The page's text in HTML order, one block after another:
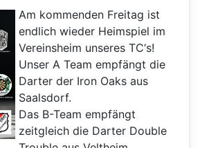
Am kommenden Freitag ist
endlich wieder Heimspiel im
Vereinsheim unseres TC‘s!
Unser A Team empfängt die
Darter der Iron Oaks aus
Saalsdorf.
Das B-Team empfängt
zeitgleich die Darter Double